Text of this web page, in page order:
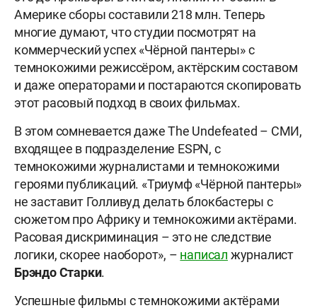
Америке сборы составили 218 млн. Теперь
многие думают, что студии посмотрят на
коммерческий успех «Чёрной пантеры» с
темнокожими режиссёром, актёрским составом
и даже операторами и постараются скопировать
этот расовый подход в своих фильмах.
В этом сомневается даже The Undefeated – СМИ,
входящее в подразделение ESPN, с
темнокожими журналистами и темнокожими
героями публикаций. «Триумф «Чёрной пантеры»
не заставит Голливуд делать блокбастеры с
сюжетом про Африку и темнокожими актёрами.
Расовая дискриминация – это не следствие
логики, скорее наоборот», – написал журналист
Брэндо Старки.
Успешные фильмы с темнокожими актёрами